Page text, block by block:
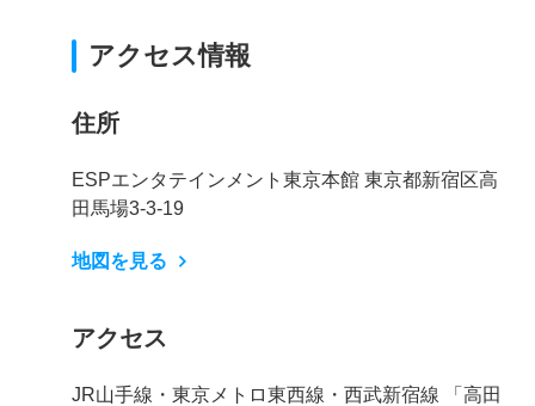
アクセス情報
住所
ESPエンタテインメント東京本館 東京都新宿区高
田馬場3-3-19
地図を見る
アクセス
JR山手線・東京メトロ東西線・西武新宿線 「高田